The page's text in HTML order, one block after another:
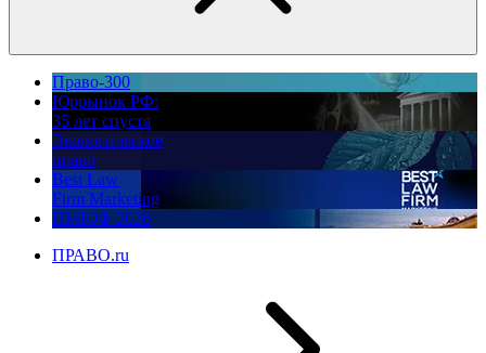
Право-300
Юррынок РФ:
35 лет спустя
Экологическое
право
Best Law
Firm Marketing
ПМЮФ 2026
ПРАВО.ru